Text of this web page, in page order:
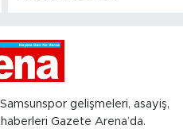
gelişmeleri, asayiş,
Gazete Arena’da.